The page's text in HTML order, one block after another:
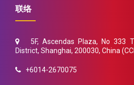
联络
5F, Ascendas Plaza, No 333
District, Shanghai, 200030, China
+6014-2670075